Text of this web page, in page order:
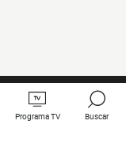
Programa TV Buscar